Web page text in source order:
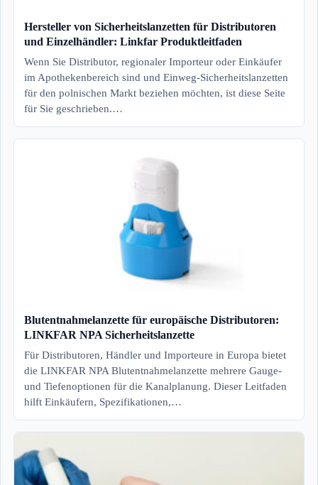
Hersteller von Sicherheitslanzetten für Distributoren
und Einzelhändler: Linkfar Produktleitfaden
Wenn Sie Distributor, regionaler Importeur oder Einkäufer
im Apothekenbereich sind und Einweg-Sicherheitslanzetten
für den polnischen Markt beziehen möchten, ist diese Seite
für Sie geschrieben.…
Blutentnahmelanzette für europäische Distributoren:
LINKFAR NPA Sicherheitslanzette
Für Distributoren, Händler und Importeure in Europa bietet
die LINKFAR NPA Blutentnahmelanzette mehrere Gauge-
und Tiefenoptionen für die Kanalplanung. Dieser Leitfaden
hilft Einkäufern, Spezifikationen,…